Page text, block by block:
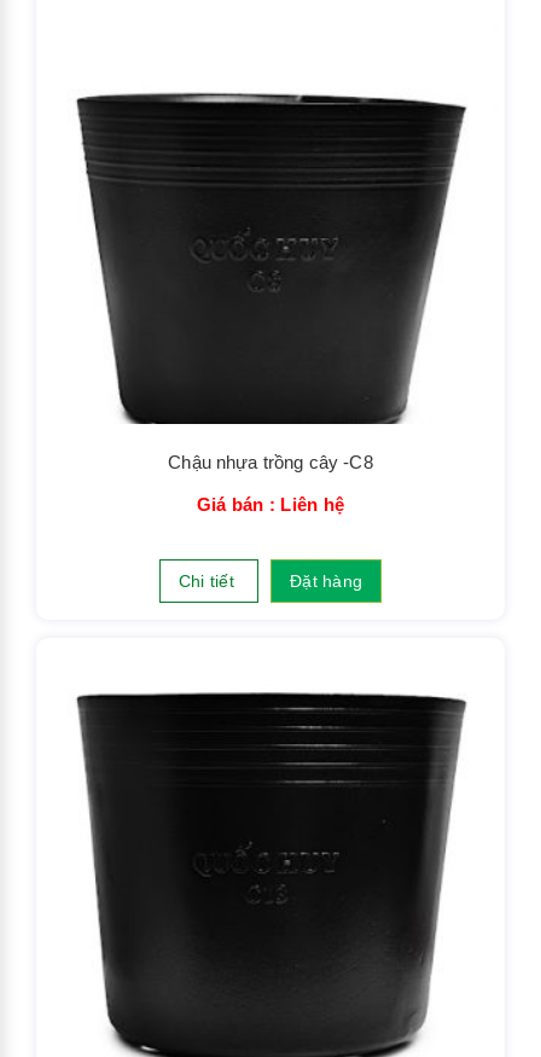
Chậu nhựa trồng cây -C8
Giá bán : Liên hệ
Chi tiết Đặt hàng